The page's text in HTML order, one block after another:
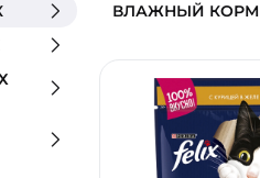
ВЛАЖНЫЙ КОРМ